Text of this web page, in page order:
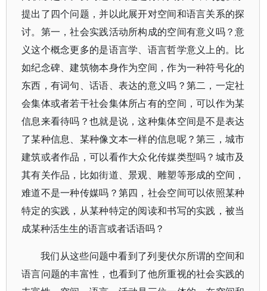
提出了四个问题，并以此展开对空间和语言关系的探
讨。第一，社会实践活动所构成的空间有意义吗？意
义这个概念更多的是语言学、语言哲学意义上的。比
如纪念碑、建筑物本身作为空间，作为一种符号化的
东西，有词句、话语、表达的意义吗？第二，一定社
会集体或者若干社会集体所占有的空间，可以作为某
信息来看待吗？也就是说，这种集体空间是不是表达
了某种信息、某种像文本一样的信息呢？第三，城市
建筑或者作品，可以看作大众化传媒类型吗？城市及
其有关作品，比如街道、景观、雕塑等形成的空间，
难道不是一种传媒吗？第四，社会空间可以依照某种
特定的实践，从某种特定的阅读和书写的实践，被当
成某种活生生的语言或者话语吗？
我们从这些问题中看到了列斐伏尔所谓的空间和
语言问题的丰富性，也看到了他所重视的社会实践的